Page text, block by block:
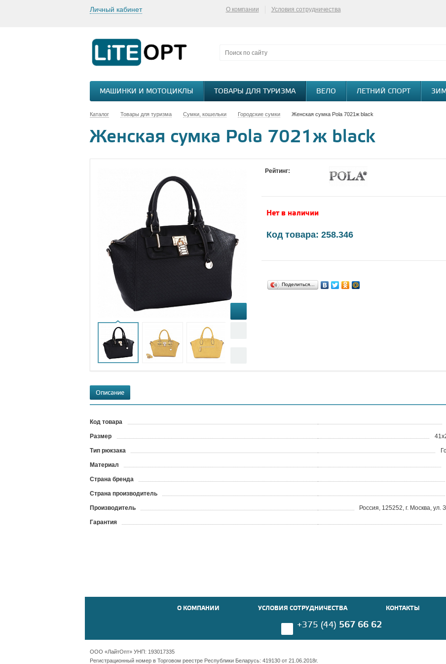
Личный кабинет О компании Условия сотрудничества
МАШИНКИ И МОТОЦИКЛЫ ТОВАРЫ ДЛЯ ТУРИЗМА ВЕЛО ЛЕТНИЙ СПОРТ
Каталог Товары для туризма Сумки, кошельки Городские сумки Женская сумка Pola 7021ж black
Женская сумка Pola 7021ж black
Рейтинг:
Нет в наличии
Код товара: 258.346
Поделиться…
Описание
Код товара
Размер
Тип рюкзака
Материал
Страна бренда
Страна производитель
Производитель Россия, 125252, г. Москва, ул.
Гарантия
О КОМПАНИИ УСЛОВИЯ СОТРУДНИЧЕСТВА КОНТАКТЫ
+375 (44) 567 66 62
ООО «ЛайтОпт» УНП: 193017335
Регистрационный номер в Торговом реестре Республики Беларусь: 419130 от 21.06.2018г.